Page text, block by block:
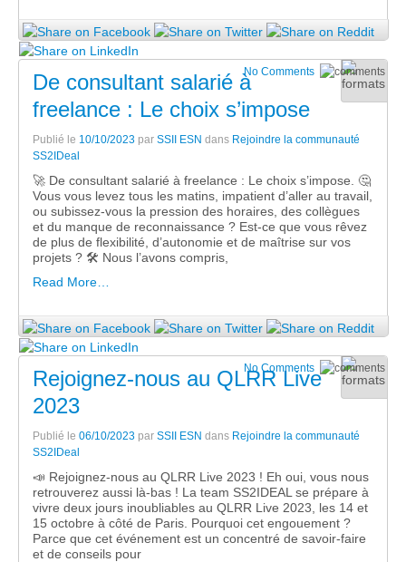
No Comments
De consultant salarié à
freelance : Le choix s’impose
Publié le 10/10/2023 par SSII ESN dans Rejoindre la communauté
SS2IDeal
🚀 De consultant salarié à freelance : Le choix s’impose. 🤔
Vous vous levez tous les matins, impatient d’aller au travail,
ou subissez-vous la pression des horaires, des collègues
et du manque de reconnaissance ? Est-ce que vous rêvez
de plus de flexibilité, d’autonomie et de maîtrise sur vos
projets ? 🛠 Nous l’avons compris,
Read More…
No Comments
Rejoignez-nous au QLRR Live
2023
Publié le 06/10/2023 par SSII ESN dans Rejoindre la communauté
SS2IDeal
📣 Rejoignez-nous au QLRR Live 2023 ! Eh oui, vous nous
retrouverez aussi là-bas ! La team SS2IDEAL se prépare à
vivre deux jours inoubliables au QLRR Live 2023, les 14 et
15 octobre à côté de Paris. Pourquoi cet engouement ?
Parce que cet événement est un concentré de savoir-faire
et de conseils pour